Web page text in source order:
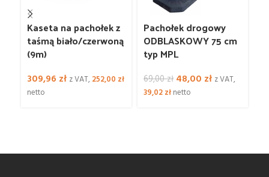
Kaseta na pachołek z
taśmą biało/czerwoną
(9m)
309,96 zł z VAT,252,00 zł
netto
Pachołek drogowy
ODBLASKOWY 75 cm
typ MPL
69,00zł Pierwotna
cena
48,00 złAktualna
z VAT,
39,02złnetto